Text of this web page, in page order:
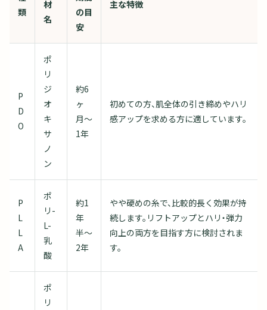
類
材
名
の目
安
主な特徴
P
D
O
ポ
リ
ジ
オ
キ
サ
ノ
ン
約6
ヶ
月〜
1年
初めての方、肌全体の引き締めやハリ
感アップを求める方に適しています。
P
L
L
A
ポ
リ-
L-
乳
酸
約1
年
半〜
2年
やや硬めの糸で、比較的長く効果が持
続します。リフトアップとハリ・弾力
向上の両方を目指す方に検討されま
す。
ポ
リ